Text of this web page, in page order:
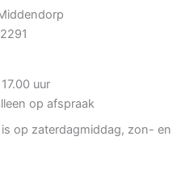
uur
op afspraak
op zaterdagmiddag, zon- en